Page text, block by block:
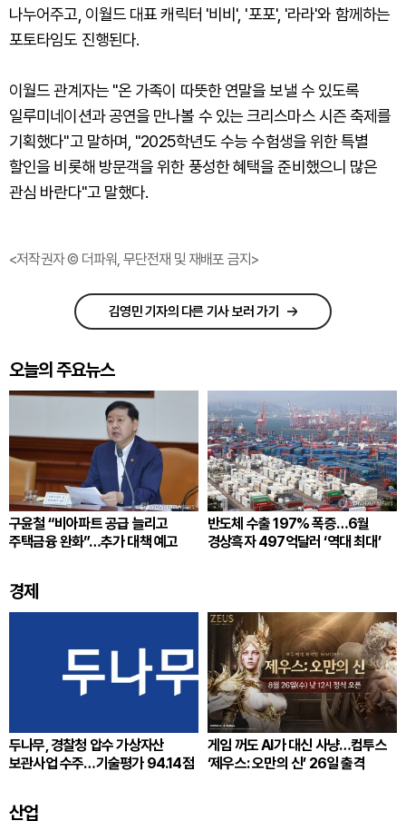
나누어주고, 이월드 대표 캐릭터 '비비', '포포', '라라'와 함께하는
포토타임도 진행된다.
이월드 관계자는 "온 가족이 따뜻한 연말을 보낼 수 있도록
일루미네이션과 공연을 만나볼 수 있는 크리스마스 시즌 축제를
기획했다"고 말하며, "2025학년도 수능 수험생을 위한 특별
할인을 비롯해 방문객을 위한 풍성한 혜택을 준비했으니 많은
관심 바란다"고 말했다.
<저작권자 © 더파워, 무단전재 및 재배포 금지>
김영민 기자의 다른 기사 보러 가기
오늘의 주요뉴스
구윤철 “비아파트 공급 늘리고
주택금융 완화”…추가 대책 예고
반도체 수출 197% 폭증…6월
경상흑자 497억달러 ‘역대 최대’
경제
두나무, 경찰청 압수 가상자산
보관사업 수주…기술평가 94.14점
게임 꺼도 AI가 대신 사냥…컴투스
‘제우스: 오만의 신’ 26일 출격
산업